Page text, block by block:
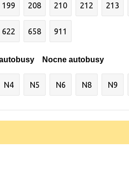
199 208 210 212 213
622 658 911
Nocne autobusy
N4 N5 N6 N8 N9